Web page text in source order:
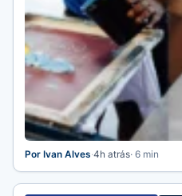
Por Ivan Alves·4h atrás· 6 min